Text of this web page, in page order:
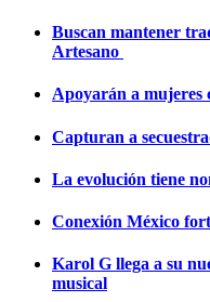
Buscan mantener
Artesano
Apoyarán a mujeres
Capturan a
La evolución tiene
Conexión México
Karol G llega a su
musical